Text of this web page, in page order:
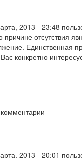
2013 - 23:48
отсутствия
Единственная
конкретно
2013 - 20:01